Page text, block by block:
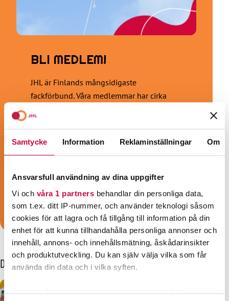
Samtycke Information Reklaminställningar Om
Ansvarsfull användning av dina uppgifter
Vi och våra 1 partners behandlar din personliga data,
som t.ex. ditt IP-nummer, och använder teknologi såsom
cookies för att lagra och få tillgång till information på din
enhet för att kunna tillhandahålla personliga annonser och
innehåll, annons- och innehållsmätning, åskådarinsikter
och produktutveckling. Du kan själv välja vilka som får
använda din data och i vilka syften.
Ta reda på mer om hur dina personliga uppgifter
BLI MEDLEM!
JHL är Finlands mångsidigaste
fackförbund. Våra medlemmar har cirka
social- och hälsovårdsproffs, pedagog,
sekreterare, väktare eller konduktör är vi
fackförbundet för dig!
Bli medlem!
Dessa kanske också intresserar dig